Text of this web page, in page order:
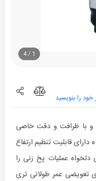
1
/
4
خود را بنویسید
و با ظرافت و دقت خاصی
قابلیت تنظیم ارتفاع
عملیات پخ زنی را
تعویضی عمر طولانی تری